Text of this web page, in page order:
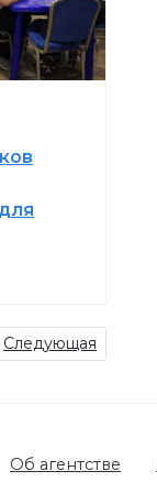
Следующая
Об агентстве